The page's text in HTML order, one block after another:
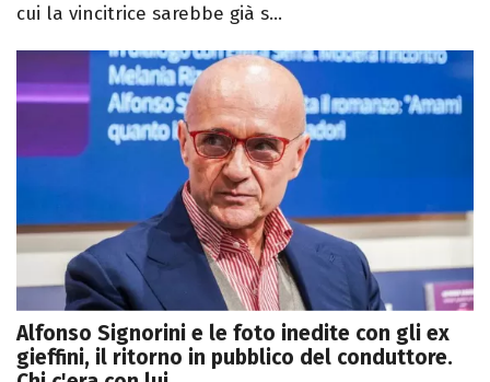
cui la vincitrice sarebbe già s...
Alfonso Signorini e le foto inedite con gli ex
gieffini, il ritorno in pubblico del conduttore.